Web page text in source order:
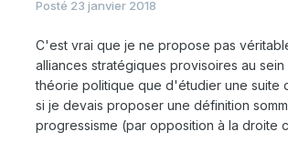
Posté 23 janvier 2018
C'est vrai que je ne propose pas
alliances stratégiques provisoires au
théorie politique que d'étudier une suite
si je devais proposer une définition
progressisme (par opposition à la droite